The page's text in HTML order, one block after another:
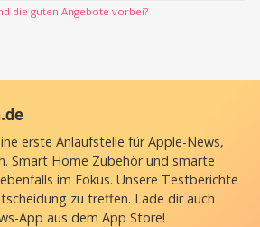
die guten Angebote vorbei?
erste Anlaufstelle für Apple-News,
Smart Home Zubehör und smarte
im Fokus. Unsere Testberichte
zu treffen. Lade dir auch
App aus dem App Store!